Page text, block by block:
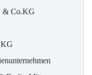
& Co.KG